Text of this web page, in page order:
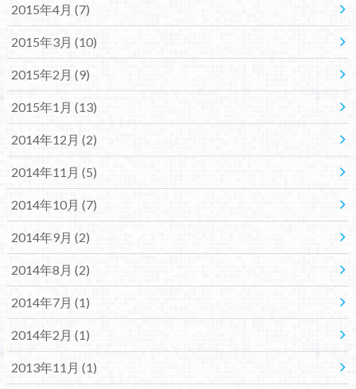
2015年4月 (7)
2015年3月 (10)
2015年2月 (9)
2015年1月 (13)
2014年12月 (2)
2014年11月 (5)
2014年10月 (7)
2014年9月 (2)
2014年8月 (2)
2014年7月 (1)
2014年2月 (1)
2013年11月 (1)